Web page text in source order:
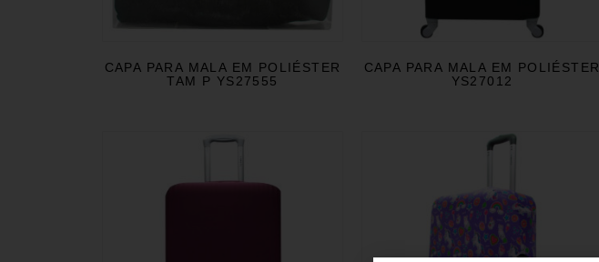
CAPA PARA MALA EM POLIÉSTER
TAM P YS27555
CAPA PARA MALA EM POLIÉSTER
YS27012